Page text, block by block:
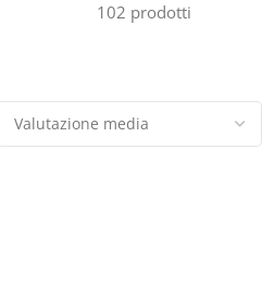
102 prodotti